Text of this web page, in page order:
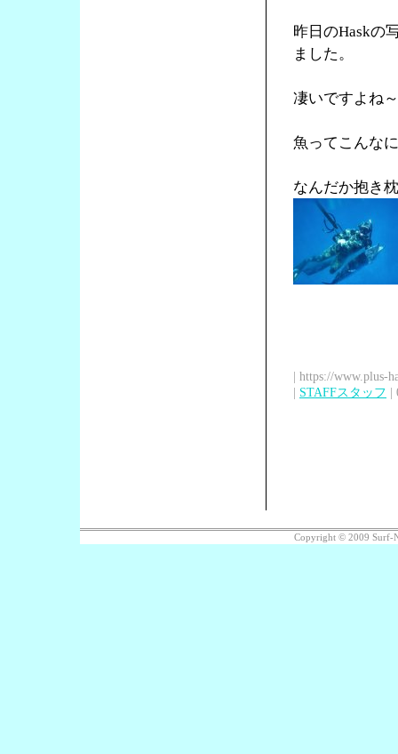
昨日のHaskの
ました。
凄いですよね
魚ってこんな
なんだか抱き
| https://www.plus-
| STAFFスタッフ |
Copyright © 2009 Surf-